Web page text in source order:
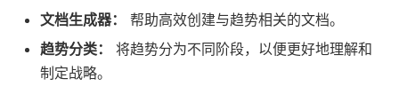
文档生成器：
帮助高效创建与趋势相关的文档。
趋势分类：
将趋势分为不同阶段，以便更好地理解和
制定战略。